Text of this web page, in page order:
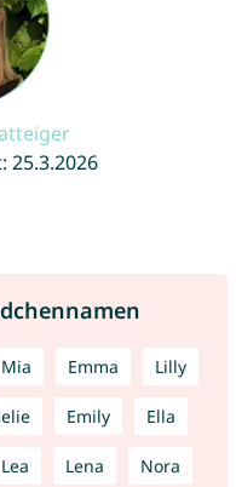
25.3.2026
Mia Emma Lilly
Emily Ella
Lea Lena Nora